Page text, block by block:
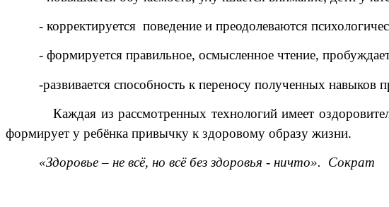
- корректируется поведение и преодолеваются
- формируется правильное, осмысленное чтение,
-развивается способность к переносу полученных навыков
Каждая из рассмотренных технологий имеет
формирует у ребёнка привычку к здоровому образу жизни.
«Здоровье – не всё, но всё без здоровья - ничто». Сократ